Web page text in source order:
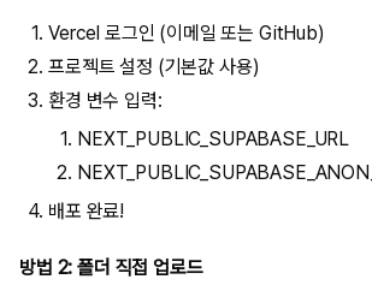
Vercel 로그인 (이메일 또는 GitHub)
프로젝트 설정 (기본값 사용)
환경 변수 입력:
NEXT_PUBLIC_SUPABASE_URL
배포 완료!
방법 2: 폴더 직접 업로드